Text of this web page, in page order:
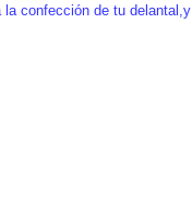
la confección de tu delantal,y